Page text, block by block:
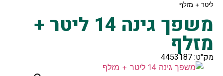
ליטר + מזלף
משפך גינה 14 ליטר +
מזלף
מק"ט: 4453187